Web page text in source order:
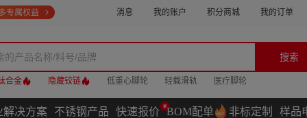
消息 我的账户 积分商城 我的订单
搜索
合金 隐藏铰链 低重心脚轮 轻载滑轨 医疗脚轮
解决方案 不锈钢产品 快速报价 BOM配单 非标定制 样品